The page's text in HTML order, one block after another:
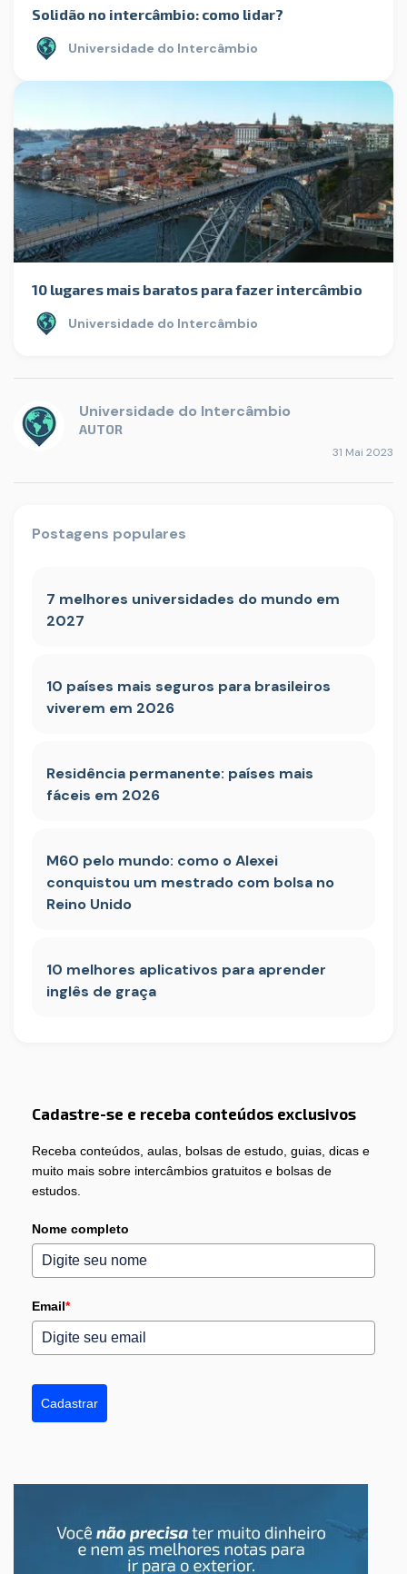
Solidão no intercâmbio: como lidar?
Universidade do Intercâmbio
10 lugares mais baratos para fazer intercâmbio
Universidade do Intercâmbio
Universidade do Intercâmbio
AUTOR
31 Mai 2023
Postagens populares
7 melhores universidades do mundo em
2027
10 países mais seguros para brasileiros
viverem em 2026
Residência permanente: países mais
fáceis em 2026
M60 pelo mundo: como o Alexei
conquistou um mestrado com bolsa no
Reino Unido
10 melhores aplicativos para aprender
inglês de graça
Cadastre-se e receba conteúdos exclusivos
Receba conteúdos, aulas, bolsas de estudo, guias, dicas e
muito mais sobre intercâmbios gratuitos e bolsas de
estudos.
Nome completo
Email*
Cadastrar